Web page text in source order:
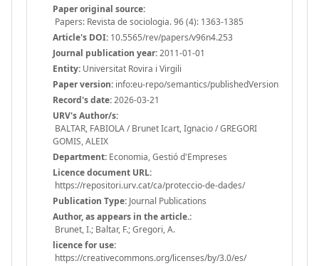
Paper original source:
Papers: Revista de sociologia. 96 (4): 1363-1385
Article's DOI: 10.5565/rev/papers/v96n4.253
Journal publication year:2011-01-01
Entity: Universitat Rovira i Virgili
Paper version: info:eu-repo/semantics/publishedVersion
Record's date:2026-03-21
URV's Author/s:
BALTAR, FABIOLA / Brunet Icart, Ignacio / GREGORI
GOMIS, ALEIX
Department: Economia, Gestió d'Empreses
Licence document URL:
https://repositori.urv.cat/ca/proteccio-de-dades/
Publication Type: Journal Publications
Author, as appears in the article.:
Brunet, I.; Baltar, F.; Gregori, A.
licence for use:
https://creativecommons.org/licenses/by/3.0/es/